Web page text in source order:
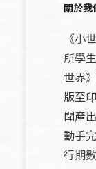
關於我
《小
所學
世界
版至
聞產
動手
行期